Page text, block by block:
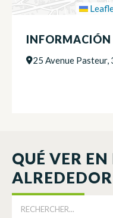
INFORMACIÓN
25 Avenue Pasteur,
QUÉ VER EN